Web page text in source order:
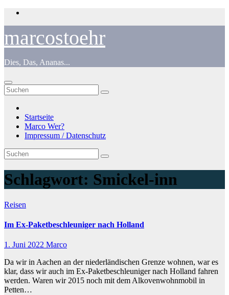
Zum
marcostoehr
Dies, Das, Ananas...
Startseite
Marco Wer?
Impressum / Datenschutz
Schlagwort: Smickel-inn
Reisen
Im Ex-Paketbeschleuniger nach Holland
1. Juni 2022 Marco
Da wir in Aachen an der niederländischen Grenze wohnen, war es
klar, dass wir auch im Ex-Paketbeschleuniger nach Holland fahren
werden. Waren wir 2015 noch mit dem Alkovenwohnmobil in
Petten…